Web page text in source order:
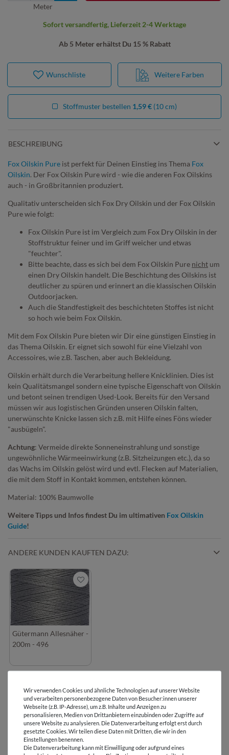
Ab 5 Meter erhältst Du 15 % Rabatt
Meter
Sofort versandfertig, Lieferzeit 2-4 Werktage
Weitere Farben
Wunschliste
Stoffmuster bestellen 1,59 € (10 cm)
BESCHREIBUNG
Fox Oilskin Pure ist perfekt für Deinen Einstieg ins Thema Fox
Oilskin. Der Fox Oilskin Pure wird - wie die anderen Fox Oilskins
auch - in Großbritannien produziert.
Qualitativ unterscheiden sich Fox Dry Oilskin und der Fox Oilskin
Pure wie folgt:
Fox Oilskin Pure ist im Vergleich zum Fox Dry Oilskin in der
Stoffstruktur feiner und im Griff weicher und etwas
"feuchter".
Bitte beachte, dass es sich bei dem Fox Oilskin Pure nicht um
einen Dry Oilskin handelt. Die Beschichtung des Oilskins ist
deutlicher zu spüren und erinnert an die klassischen Oilskin
Outdoorjacken.
Auch die Standfestigkeit des beschichteten Stoffes ist nicht
so hoch wie beim Fox Oilskin.
Mit dem Fox Oilskin Pure bieten wir Dir eine günstigen Einstieg in
das Thema Oilskin. Er eignet sich sowohl für eine Vielzahl von
Accessoires, wie z.B. Taschen, aber auch Bekleidung.
Oilskin erhält durch die Verarbeitung hellere Knicklinien. Dies ist
kein Qualitätsmangel sondern eine typische Eigenschaft von Oilskin
und betont seinen trendigen Used-Look. Bereits für den Versand
müssen wir aus logistischen Gründen unseren Oilskin falten,
unerwünschte Knicke lassen sich z.B. mit Hilfe eines Föns wieder
"ausbügeln".
Achtung: Vermeide direkte Sonneneinstrahlung und sonstige
ungewöhnliche Wärmeeinwirkung (z.B. Sitzheizungen etc.), da so
das Wachs im Oilskin gelöst wird und evtl. Flecken auf Materialien,
die mit dem Stoff in Kontakt kommen, entstehen können.
Material: 100% Baumwolle
Weitere Tipps und Infos findest Du im ultimativen Fox Oilskin
Guide!
ANDERE KUNDEN KAUFTEN DAZU:
Gütermann Allesnäher -
200m - 496
DETAILS
PFLEGEHINWEIS
BEWERTUNGEN ( 3 )
Wir verwenden Cookies und ähnliche Technologien auf unserer Website
und verarbeiten personenbezogene Daten von Besucher:innen unserer
Webseite (z.B. IP-Adresse), um z.B. Inhalte und Anzeigen zu
personalisieren, Medien von Drittanbietern einzubinden oder Zugriffe auf
unsere Website zu analysieren. Die Datenverarbeitung erfolgt erst durch
gesetzte Cookies. Wir teilen diese Daten mit Dritten, die wir in den
Einstellungen benennen.
Die Datenverarbeitung kann mit Einwilligung oder aufgrund eines